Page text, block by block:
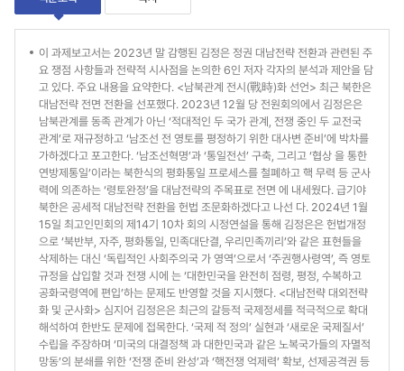
국
문
초
록
이 과제보고서는 2023년 말 감행된 김정은 정권 대남전략 전환과 관련된 주
요 쟁점 사항들과 전략적 시사점을 논의한 6인 저자 각자의 분석과 제안을 담
고 있다. 주요 내용을 요약한다. <남북관계 전시(戰時)화 선언> 최근 북한은
대남전략 전면 전환을 선포했다. 2023년 12월 당 전원회의에서 김정은은
남북관계를 동족 관계가 아닌 ‘적대적인 두 국가 관계, 전쟁 중인 두 교전국
관계’로 재규정하고 ‘남조선 전 영토를 평정하기 위한 대사변 준비’에 박차를
가하겠다고 포고한다. ‘남조선혁명’과 ‘통일전선’ 구축, 그리고 ‘협상 을 통한
연방제통일’이라는 북한식의 평화통일 프로세스를 철폐하고 핵 무력 등 군사
력에 의존하는 ‘령토완정’을 대남전략의 주목표로 전면 에 내세웠다. 급기야
북한은 공세적 대남전략 전환을 헌법 조문화하겠다고 나선 다. 2024년 1월
15일 최고인민회의 제14기 10차 회의 시정연설을 통해 김정은은 헌법개정
으로 ‘북반부, 자주, 평화통일, 민족대단결, 우리민족끼리’와 같은 표현들을
삭제하는 대신 ‘독립적인 사회주의국 가 영역’으로서 ‘주권행사령역’, 즉 영토
규정을 삽입할 것과 전쟁 시에 는 ‘대한민국을 완전히 점령, 평정, 수복하고
공화국령역에 편입’하는 문제도 반영할 것을 지시했다. <대남전략 대외전략
화 및 군사화> 심지어 김정은은 최근의 갈등적 국제정세를 적극적으로 확대
해석하여 한반도 문제에 접목한다. ‘국제 적 정의’ 실현과 ‘새로운 국제질서’
수립을 주장하며 ‘미국의 대결정책 과 대한민국과 같은 노복국가들의 자멸적
망동’의 분쇄를 위한 ‘전쟁 준비 완성’과 ‘핵전쟁 억제력’ 확보, 선제공격권 등